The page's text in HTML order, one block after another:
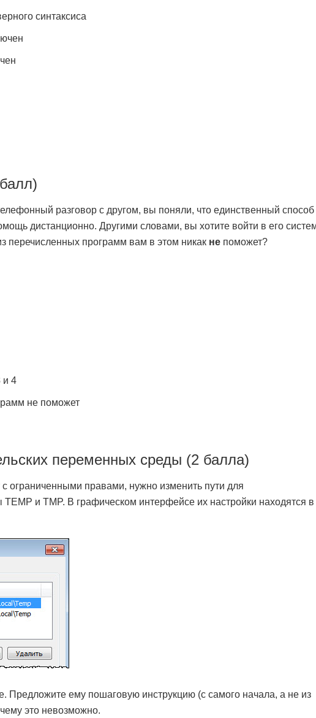
синтаксиса
разговор с другом, вы поняли, что единственный способ
дистанционно. Другими словами, вы хотите войти в его
перечисленных программ вам в этом никак не поможет?
и 4
не поможет
переменных среды (2 балла)
ограниченными правами, нужно изменить пути для
и TMP. В графическом интерфейсе их настройки находятся в
Предложите ему пошаговую инструкцию (с самого начала, а не из
это невозможно.